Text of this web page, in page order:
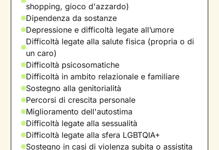
shopping, gioco d'azzardo)
Dipendenza da sostanze
Depressione e difficoltà legate all’umore
Difficoltà legate alla salute fisica (propria o di
un caro)
Difficoltà psicosomatiche
Difficoltà in ambito relazionale e familiare
Sostegno alla genitorialità
Percorsi di crescita personale
Miglioramento dell'autostima
Difficoltà legate alla sessualità
Difficoltà legate alla sfera LGBTQIA+
Sostegno in casi di violenza subita o assistita